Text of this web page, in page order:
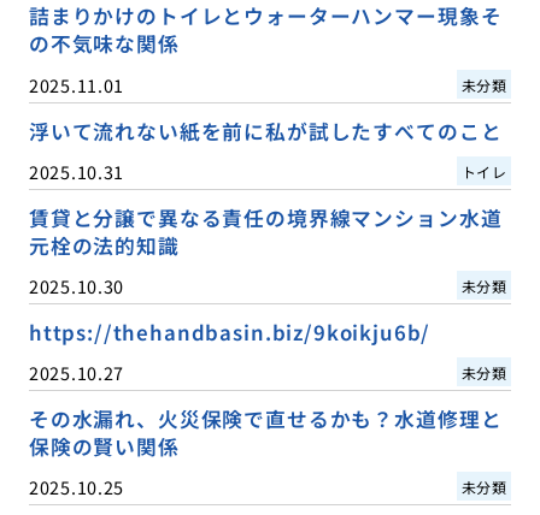
詰まりかけのトイレとウォーターハンマー現象そ
の不気味な関係
2025.11.01 未分類
浮いて流れない紙を前に私が試したすべてのこと
2025.10.31 トイレ
賃貸と分譲で異なる責任の境界線マンション水道
元栓の法的知識
2025.10.30 未分類
https://thehandbasin.biz/9koikju6b/
2025.10.27 未分類
その水漏れ、火災保険で直せるかも？水道修理と
保険の賢い関係
2025.10.25 未分類